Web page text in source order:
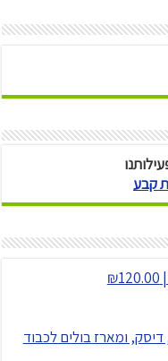
קבע
ומארז בולים לכבוד